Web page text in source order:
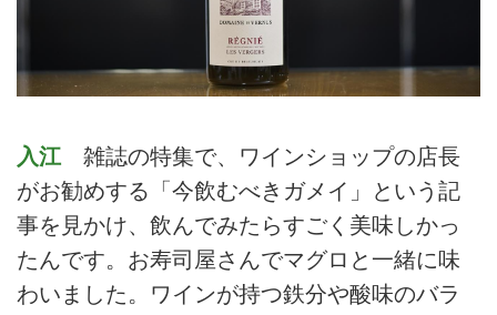
入江雑誌の特集で、ワインショップの店長
がお勧めする「今飲むべきガメイ」という記
事を見かけ、飲んでみたらすごく美味しかっ
たんです。お寿司屋さんでマグロと一緒に味
わいました。ワインが持つ鉄分や酸味のバラ